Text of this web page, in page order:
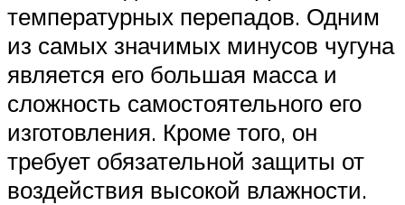
температурных перепадов. Одним
из самых значимых минусов чугуна
является его большая масса и
сложность самостоятельного его
изготовления. Кроме того, он
требует обязательной защиты от
воздействия высокой влажности.